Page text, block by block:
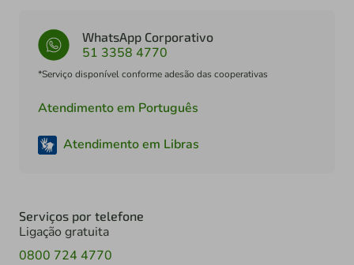
WhatsApp Corporativo
51 3358 4770
*Serviço disponível conforme adesão das cooperativas
Atendimento em Português
Atendimento em Libras
Serviços por telefone
Ligação gratuita
0800 724 4770